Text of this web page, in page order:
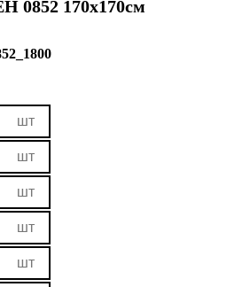
0852 170х170см